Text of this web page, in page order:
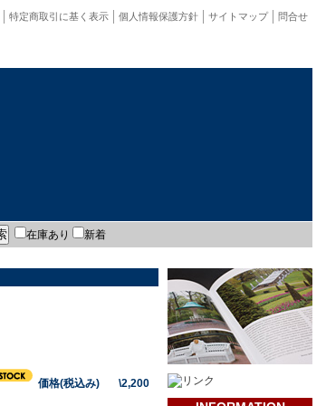
問合せ
サイトマップ
個人情報保護方針
特定商取引に基く表示
在庫あり 新着
価格(税込み) \2,200